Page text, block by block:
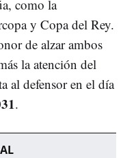
como la
y Copa del Rey.
de alzar ambos
la atención del
al defensor en el día
.